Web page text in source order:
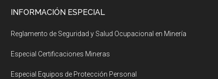
INFORMACIÓN ESPECIAL
Reglamento de Seguridad y Salud Ocupacional en Minería
Especial Certificaciones Mineras
Especial Equipos de Protección Personal